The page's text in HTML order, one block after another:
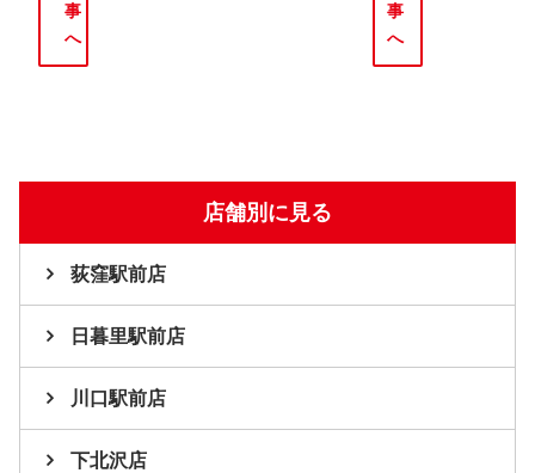
事
へ
事
へ
店舗別に見る
荻窪駅前店
日暮里駅前店
川口駅前店
下北沢店